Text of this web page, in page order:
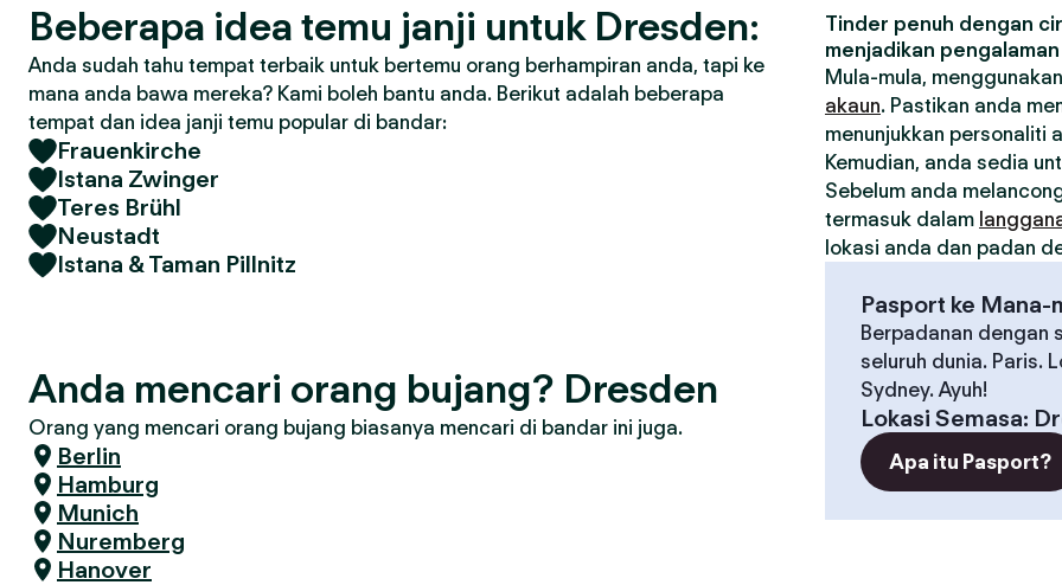
Beberapa idea temu janji untuk Dresden:
Anda sudah tahu tempat terbaik untuk bertemu orang berhampiran anda, tapi ke
mana anda bawa mereka? Kami boleh bantu anda. Berikut adalah beberapa
tempat dan idea janji temu popular di bandar:
Frauenkirche
Istana Zwinger
Teres Brühl
Neustadt
Istana & Taman Pillnitz
Anda mencari orang bujang? Dresden
Orang yang mencari orang bujang biasanya mencari di bandar ini juga.
Berlin
Hamburg
Munich
Nuremberg
Hanover
Tinder penuh dengan
menjadikan
Mula-mula,
akaun. Pastikan anda
menunjukkan personaliti
Kemudian, anda sedia
Sebelum anda
termasuk dalam
lokasi anda dan padan
Pasport ke Mana-
Berpadanan dengan
seluruh dunia. Paris.
Sydney. Ayuh!
Lokasi Semasa:
Apa itu Pasport?